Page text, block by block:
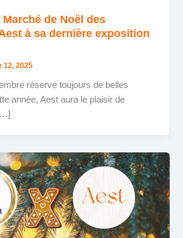
de Noël des
à sa dernière exposition
12, 2025
réserve toujours de belles
année, Aest aura le plaisir de